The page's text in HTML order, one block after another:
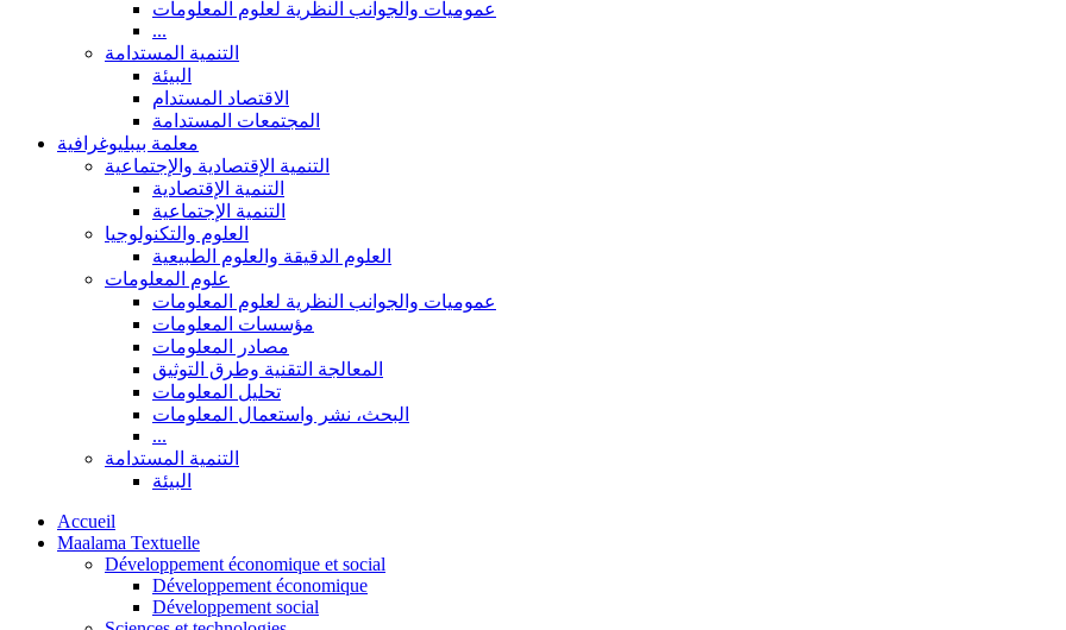
عموميات والجوانب النظرية لعلوم المعلومات
...
التنمية المستدامة
البيئة
الاقتصاد المستدام
المجتمعات المستدامة
معلمة بيبليوغرافية
التنمية الإقتصادية والإجتماعية
التنمية الإقتصادية
التنمية الإجتماعية
العلوم والتكنولوجيا
العلوم الدقيقة والعلوم الطبيعية
علوم المعلومات
عموميات والجوانب النظرية لعلوم المعلومات
مؤسسات المعلومات
مصادر المعلومات
المعالجة التقنية وطرق التوثيق
تحليل المعلومات
البحث، نشر واستعمال المعلومات
...
التنمية المستدامة
البيئة
Accueil
Maalama Textuelle
Développement économique et social
Développement économique
Développement social